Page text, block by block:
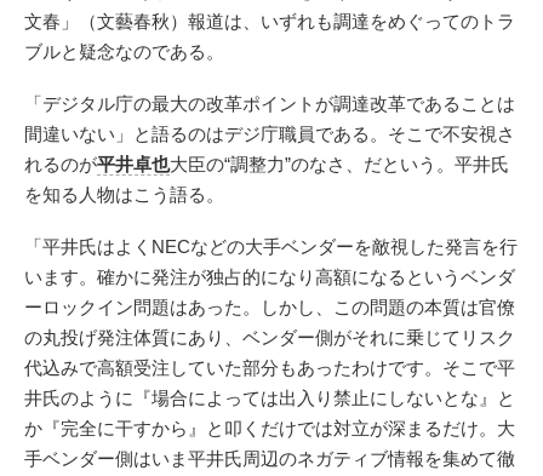
文春」（文藝春秋）報道は、いずれも調達をめぐってのトラ
ブルと疑念なのである。
「デジタル庁の最大の改革ポイントが調達改革であることは
間違いない」と語るのはデジ庁職員である。そこで不安視さ
れるのが平井卓也大臣の“調整力”のなさ、だという。平井氏
を知る人物はこう語る。
「平井氏はよくNECなどの大手ベンダーを敵視した発言を行
います。確かに発注が独占的になり高額になるというベンダ
ーロックイン問題はあった。しかし、この問題の本質は官僚
の丸投げ発注体質にあり、ベンダー側がそれに乗じてリスク
代込みで高額受注していた部分もあったわけです。そこで平
井氏のように『場合によっては出入り禁止にしないとな』と
か『完全に干すから』と叩くだけでは対立が深まるだけ。大
手ベンダー側はいま平井氏周辺のネガティブ情報を集めて徹